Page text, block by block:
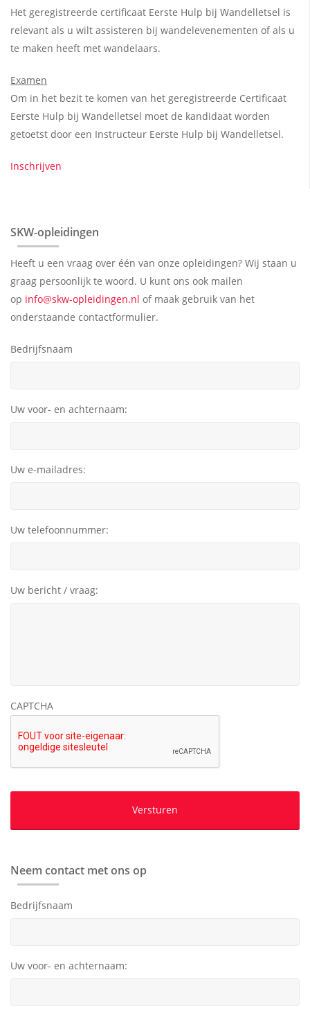
Het geregistreerde certificaat Eerste Hulp bij Wandelletsel is
relevant als u wilt assisteren bij wandelevenementen of als u
te maken heeft met wandelaars.
Examen
Om in het bezit te komen van het geregistreerde Certificaat
Eerste Hulp bij Wandelletsel moet de kandidaat worden
getoetst door een Instructeur Eerste Hulp bij Wandelletsel.
Inschrijven
SKW-opleidingen
Heeft u een vraag over één van onze opleidingen? Wij staan u
graag persoonlijk te woord. U kunt ons ook mailen
op info@skw-opleidingen.nl of maak gebruik van het
onderstaande contactformulier.
Bedrijfsnaam
Uw voor- en achternaam:
Uw e-mailadres:
Uw telefoonnummer:
Uw bericht / vraag:
CAPTCHA
Neem contact met ons op
Bedrijfsnaam
Uw voor- en achternaam: